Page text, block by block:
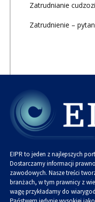
Zatrudnianie
Zatrudnienie –
EIPR to jeden z najlepszych
Dostarczamy informacji
zawodowych. Nasze treści
branżach, w tym prawnicy z
wagę przykładamy do